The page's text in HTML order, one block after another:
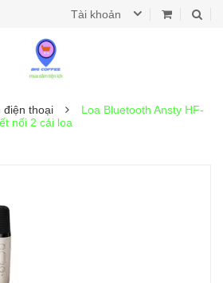
Tài khoản
điện thoại
Loa Bluetooth Ansty HF-
nối 2 cái loa